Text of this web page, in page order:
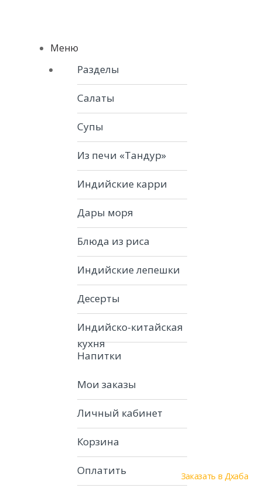
Меню
Разделы
Салаты
Супы
Из печи «Тандур»
Индийские карри
Дары моря
Блюда из риса
Индийские лепешки
Десерты
Индийско-китайская
кухня
Напитки
Мои заказы
Личный кабинет
Корзина
Оплатить Заказать в Дхаба